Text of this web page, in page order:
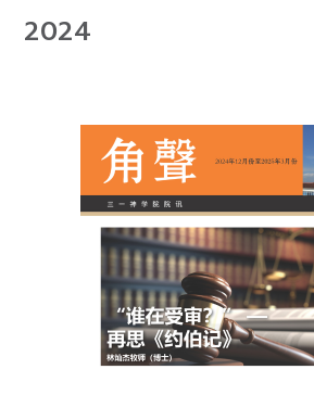
2024